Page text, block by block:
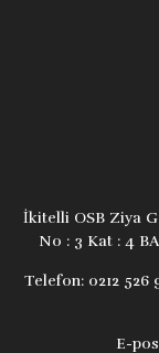
İkitelli OSB Ziya
No : 3 Kat : 4
Telefon:0212 526
E-